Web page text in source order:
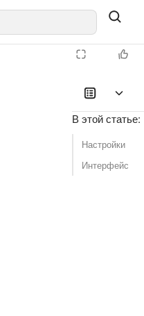
В этой статье:
Настройки
Интерфейс